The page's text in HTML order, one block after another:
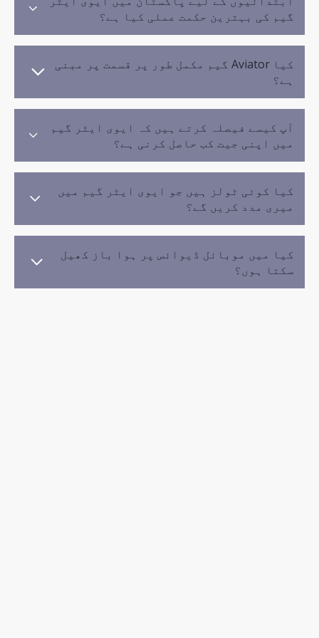
گیم کی بہترین حکمت عملی کیا ہے؟
کیا Aviator گیم مکمل طور پر قسمت پر مبنی
ہے؟
آپ کیسے فیصلہ کرتے ہیں کہ ایوی ایٹر گیم
میں اپنی جیت کب حاصل کرنی ہے؟
کیا کوئی ٹولز ہیں جو ایوی ایٹر گیم میں
میری مدد کریں گے؟
کیا میں موبائل ڈیوائس پر ہوا باز کھیل
سکتا ہوں؟